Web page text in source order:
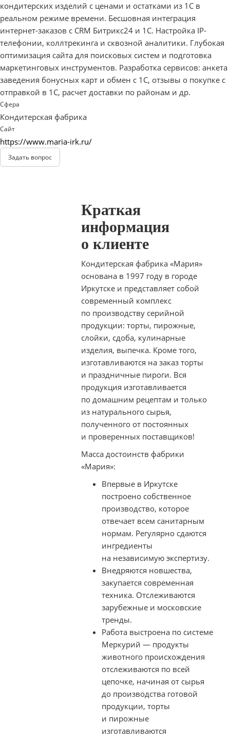
кондитерских изделий с ценами и остатками из 1С в
реальном режиме времени. Бесшовная интеграция
интернет-заказов с CRM Битрикс24 и 1С. Настройка IP-
телефонии, коллтрекинга и сквозной аналитики. Глубокая
оптимизация сайта для поисковых систем и подготовка
маркетинговых инструментов. Разработка сервисов: анкета
заведения бонусных карт и обмен с 1С, отзывы о покупке с
отправкой в 1С, расчет доставки по районам и др.
Сфера
Кондитерская фабрика
Сайт
https://www.maria-irk.ru/
Задать вопрос
Краткая
информация
о клиенте
Кондитерская фабрика «Мария»
основана в 1997 году в городе
Иркутске и представляет собой
современный комплекс
по производству серийной
продукции: торты, пирожные,
слойки, сдоба, кулинарные
изделия, выпечка. Кроме того,
изготавливаются на заказ торты
и праздничные пироги. Вся
продукция изготавливается
по домашним рецептам и только
из натурального сырья,
полученного от постоянных
и проверенных поставщиков!
Масса достоинств фабрики
«Мария»:
Впервые в Иркутске
построено собственное
производство, которое
отвечает всем санитарным
нормам. Регулярно сдаются
ингредиенты
на независимую экспертизу.
Внедряются новшества,
закупается современная
техника. Отслеживаются
зарубежные и московские
тренды.
Работа выстроена по системе
Меркурий — продукты
животного происхождения
отслеживаются по всей
цепочке, начиная от сырья
до производства готовой
продукции, торты
и пирожные
изготавливаются